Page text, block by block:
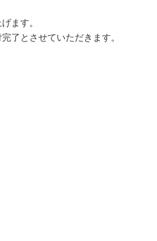
ます。
了とさせていただきます。